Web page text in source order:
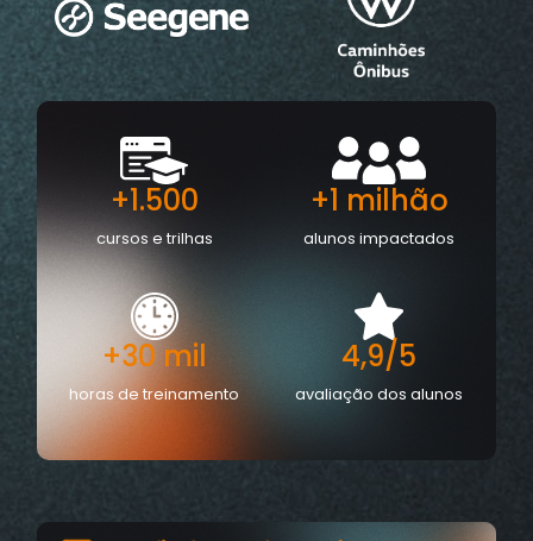
+1.500
cursos e trilhas
+1 milhão
alunos impactados
+30 mil
horas de treinamento
4,9/5
avaliação dos alunos